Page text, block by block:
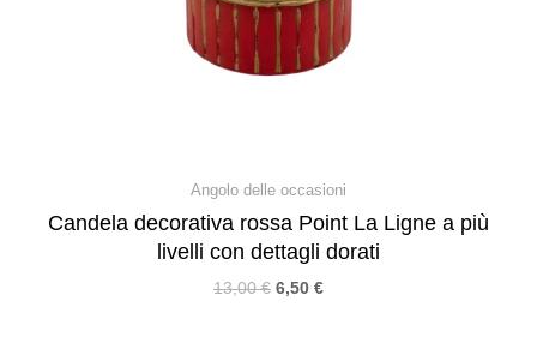
Angolo delle occasioni
Candela decorativa rossa Point La Ligne a più
livelli con dettagli dorati
13,00€ 6,50 €